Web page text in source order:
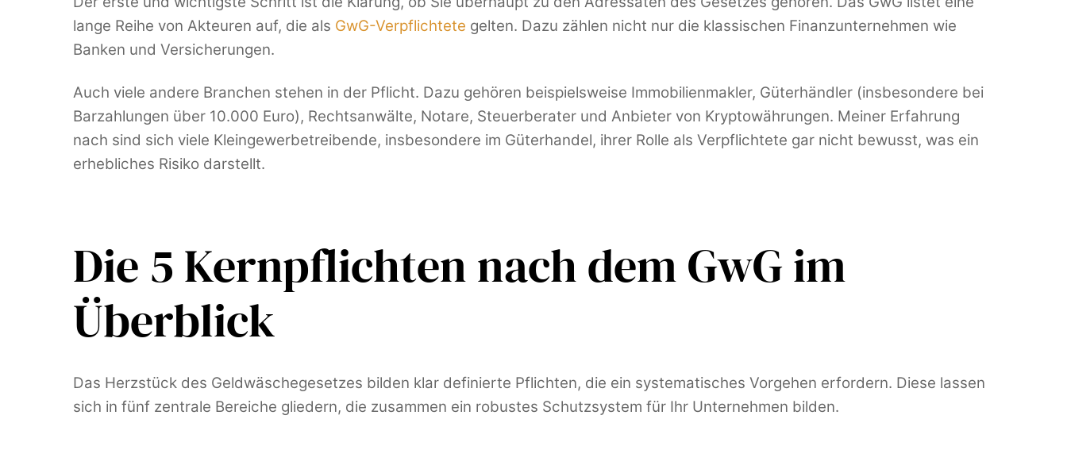
lange Reihe von Akteuren auf, die als GwG-Verpflichtete gelten. Dazu zählen nicht nur die klassischen Finanzunternehmen wie
Banken und Versicherungen.
Auch viele andere Branchen stehen in der Pflicht. Dazu gehören beispielsweise Immobilienmakler, Güterhändler (insbesondere bei
Barzahlungen über 10.000 Euro), Rechtsanwälte, Notare, Steuerberater und Anbieter von Kryptowährungen. Meiner Erfahrung
nach sind sich viele Kleingewerbetreibende, insbesondere im Güterhandel, ihrer Rolle als Verpflichtete gar nicht bewusst, was ein
erhebliches Risiko darstellt.
Die 5 Kernpflichten nach dem GwG im
Überblick
Das Herzstück des Geldwäschegesetzes bilden klar definierte Pflichten, die ein systematisches Vorgehen erfordern. Diese lassen
sich in fünf zentrale Bereiche gliedern, die zusammen ein robustes Schutzsystem für Ihr Unternehmen bilden.